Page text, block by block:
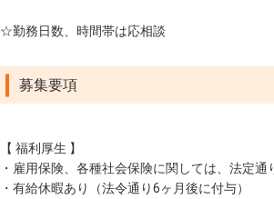
☆勤務日数、時間帯は応相談
募集要項
【 福利厚生 】
・雇用保険、各種社会保険に関しては、法定通
・有給休暇あり（法令通り6ヶ月後に付与）